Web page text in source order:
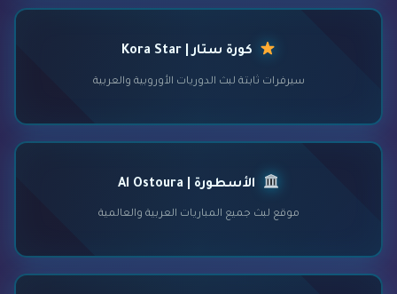
كورة ستار | Kora Star
سيرفرات ثابتة لبث الدوريات الأوروبية والعربية
الأسطورة | Al Ostoura
موقع لبث جميع المباريات العربية والعالمية